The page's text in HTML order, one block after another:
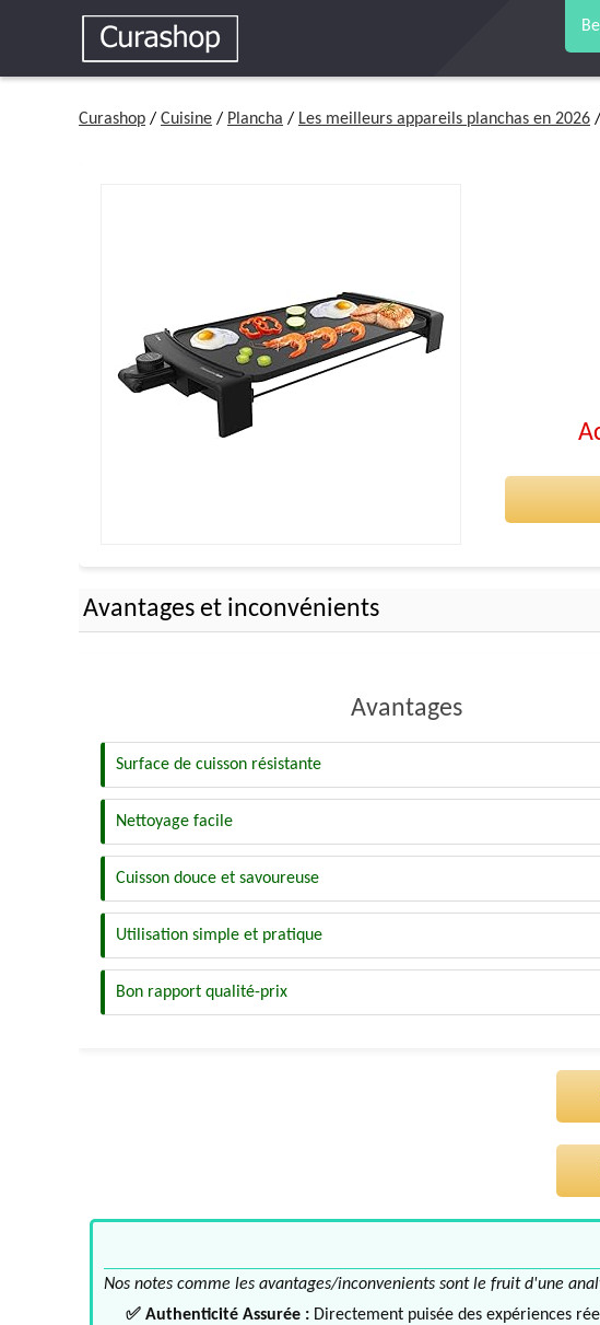
Curashop / Cuisine / Plancha / Les meilleurs appareils planchas en 2026
Avantages et inconvénients
Avantages
Surface de cuisson résistante
Nettoyage facile
Cuisson douce et savoureuse
Utilisation simple et pratique
Bon rapport qualité-prix
Nos notes comme les avantages/inconvenients sont le fruit d'une
✅ Authenticité Assurée : Directement puisée des expériences